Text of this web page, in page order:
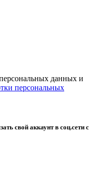
данных и
персональных
свой аккаунт в соц.сети с